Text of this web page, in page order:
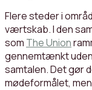
Flere steder i
værtskab. I den
som The Union
gennemtænkt
samtalen. Det gør
mødeformålet,